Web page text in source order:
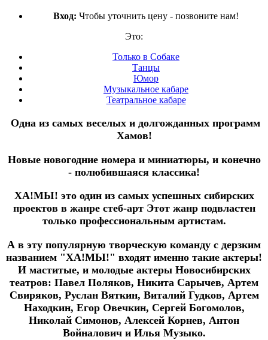
Вход: Чтобы уточнить цену - позвоните нам!
Это:
Только в Собаке
Танцы
Юмор
Музыкальное кабаре
Театральное кабаре
Одна из самых веселых и долгожданных программ
Хамов!
Новые новогодние номера и миниатюры, и конечно
- полюбившаяся классика!
ХА!МЫ! это один из самых успешных сибирских
проектов в жанре стеб-арт Этот жанр подвластен
только профессиональным артистам.
А в эту популярную творческую команду с дерзким
названием "ХА!МЫ!" входят именно такие актеры!
И маститые, и молодые актеры Новосибирских
театров: Павел Поляков, Никита Сарычев, Артем
Свиряков, Руслан Вяткин, Виталий Гудков, Артем
Находкин, Егор Овечкин, Сергей Богомолов,
Николай Симонов, Алексей Корнев, Антон
Войналович и Илья Музыко.